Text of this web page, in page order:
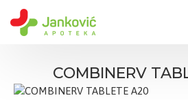
COMBINERV